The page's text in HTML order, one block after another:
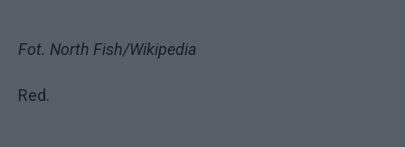
Fot. North Fish/Wikipedia
Red.